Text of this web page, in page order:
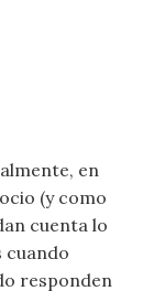
en
(y como
cuenta lo
cuando
responden